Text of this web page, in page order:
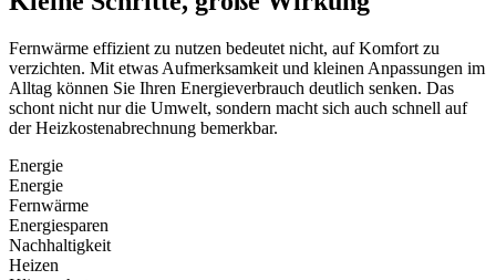
Fernwärme effizient zu nutzen bedeutet nicht, auf Komfort zu
verzichten. Mit etwas Aufmerksamkeit und kleinen Anpassungen im
Alltag können Sie Ihren Energieverbrauch deutlich senken. Das
schont nicht nur die Umwelt, sondern macht sich auch schnell auf
der Heizkostenabrechnung bemerkbar.
Energie
Energie
Fernwärme
Energiesparen
Nachhaltigkeit
Heizen